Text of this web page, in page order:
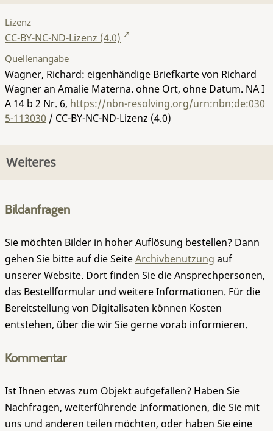
Lizenz
CC-BY-NC-ND-Lizenz (4.0)
Quellenangabe
Wagner, Richard: eigenhändige Briefkarte von Richard
Wagner an Amalie Materna. ohne Ort, ohne Datum. NA I
A 14 b 2 Nr. 6, https://nbn-resolving.org/urn:nbn:de:030
5-113030 / CC-BY-NC-ND-Lizenz (4.0)
Weiteres
Bildanfragen
Sie möchten Bilder in hoher Auflösung bestellen? Dann
gehen Sie bitte auf die SeiteArchivbenutzung auf
unserer Website. Dort finden Sie die Ansprechpersonen,
das Bestellformular und weitere Informationen. Für die
Bereitstellung von Digitalisaten können Kosten
entstehen, über die wir Sie gerne vorab informieren.
Kommentar
Ist Ihnen etwas zum Objekt aufgefallen? Haben Sie
Nachfragen, weiterführende Informationen, die Sie mit
uns und anderen teilen möchten, oder haben Sie eine